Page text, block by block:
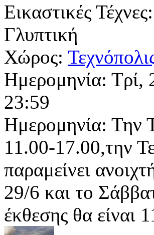
Εικαστικές
Γλυπτική
Χώρος:
Ημερομηνία: Τρί,
23:59
Ημερομηνία: Την
11.00-17.00,την
παραμείνει
29/6 και το
έκθεσης θα είναι